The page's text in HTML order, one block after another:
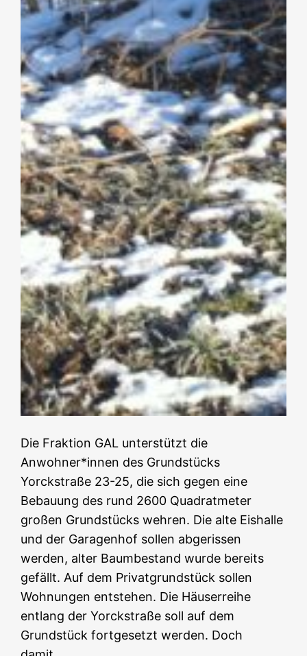
Die Fraktion GAL unterstützt die
Anwohner*innen des Grundstücks
Yorckstraße 23-25, die sich gegen eine
Bebauung des rund 2600 Quadratmeter
großen Grundstücks wehren. Die alte Eishalle
und der Garagenhof sollen abgerissen
werden, alter Baumbestand wurde bereits
gefällt. Auf dem Privatgrundstück sollen
Wohnungen entstehen. Die Häuserreihe
entlang der Yorckstraße soll auf dem
Grundstück fortgesetzt werden. Doch